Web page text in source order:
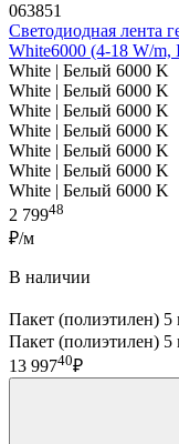
063851
Светодиодная лента
White6000 (4-18 W/
White | Белый 6000 K
White | Белый 6000 K
White | Белый 6000 K
White | Белый 6000 K
White | Белый 6000 K
White | Белый 6000 K
White | Белый 6000 K
2 79948
₽/м
В наличии
Пакет (полиэтилен)
Пакет (полиэтилен) 5
13 99740₽